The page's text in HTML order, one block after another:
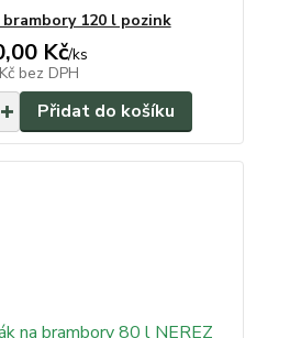
brambory 120 l pozink
Kč/ks
bez DPH
Přidat do košíku